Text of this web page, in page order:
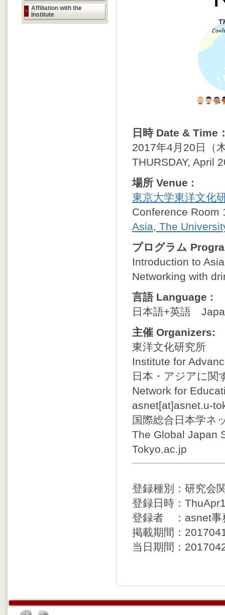
Affiliation with the
Institute
日時 Date & Time
2017年4月20日（
THURSDAY, April
場所 Venue :
東京大学東洋文化
Conference Room
Asia, The
プログラム
Introduction to
Networking with
言語 Language :
日本語+英語
主催 Organizers:
東洋文化研究所
Institute for
日本・アジアに関
Network for
asnet[at]asnet.u-
国際総合日本学ネ
The Global Japan
Tokyo.ac.jp
登録種別：研究会
登録日時：
登録者 ：asnet事
掲載期間：
当日期間：